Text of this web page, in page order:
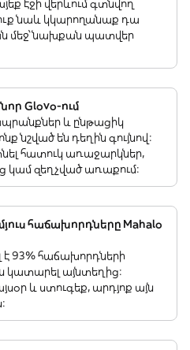
էջի վերևում գտնվող
նաև կկարողանաք դա
մեջ՝ նախքան պատվեր
Glovo-ում
և ընթացիկ
նշված են դեղին գույնով:
հատուկ առաջարկներ,
կամ զեղչված առաքում:
հաճախորդները Mahalo
է 93% հաճախորդների
կատարել այնտեղից:
և ստուգեք, արդյոք այն